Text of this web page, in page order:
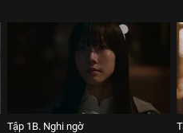
Tập 1B. Nghi ngờ